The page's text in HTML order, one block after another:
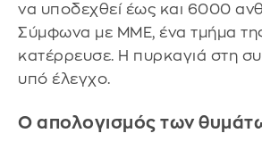
να υποδεχθεί έως και 6000
Σύμφωνα με ΜΜΕ, ένα τμήμα
κατέρρευσε. Η πυρκαγιά στη
υπό έλεγχο.
Ο απολογισμός των